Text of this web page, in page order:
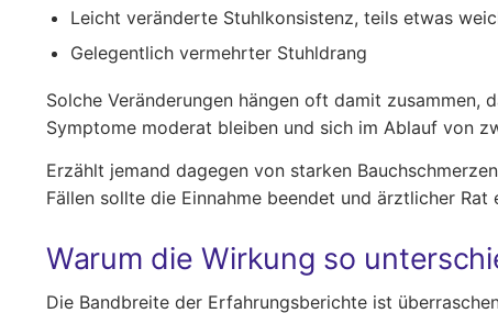
Leicht veränderte Stuhlkonsistenz, teils etwas
Gelegentlich vermehrter Stuhldrang
Solche Veränderungen hängen oft damit
Symptome moderat bleiben und sich im Ablauf von
Erzählt jemand dagegen von starken
Fällen sollte die Einnahme beendet und ärztlicher
Warum die Wirkung so
Die Bandbreite der Erfahrungsberichte ist